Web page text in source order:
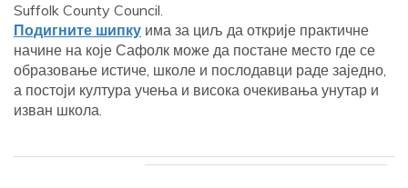
Suffolk County Council.
Подигните шипку има за циљ да открије практичне
начине на које Сафолк може да постане место где се
образовање истиче, школе и послодавци раде заједно,
а постоји култура учења и висока очекивања унутар и
изван школа.